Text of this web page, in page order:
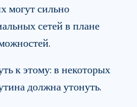
могут сильно
сетей в плане
к этому: в некоторых
должна утонуть.